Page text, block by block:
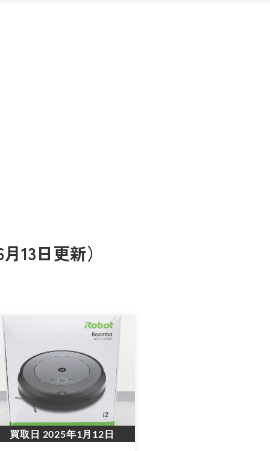
13日更新）
買取日 2025年1月12日